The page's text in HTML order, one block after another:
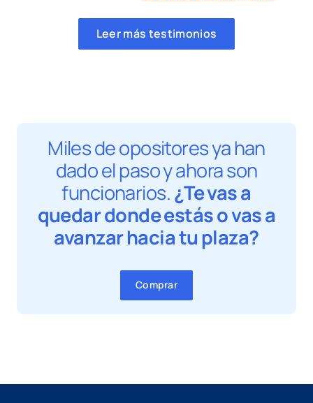
Leer más testimonios
Miles de opositores ya han
dado el paso y ahora son
funcionarios.¿Te vas a
quedar donde estás o vas a
avanzar hacia tu plaza?
Comprar